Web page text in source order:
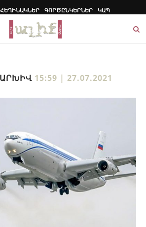
ՀԵՂԻՆԱԿՆԵՐ ԳՈՐԾԸՆԿԵՐՆԵՐ ԿԱՊ
15:59 | 27.07.2021